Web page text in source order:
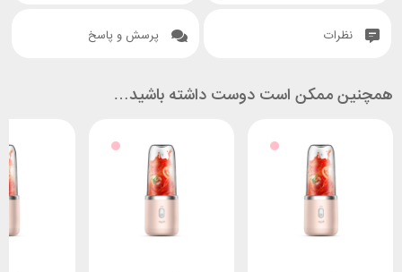
نظرات پرسش و پاسخ
همچنین ممکن است دوست داشته باشید…